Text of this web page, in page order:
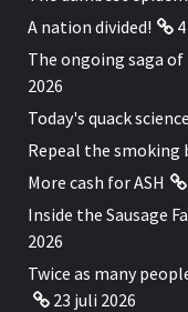
A nation divided!
The ongoing saga
2026
Today's quack science
Repeal the smoking
More cash for ASH
Inside the Sausage
2026
Twice as many
23 juli 2026